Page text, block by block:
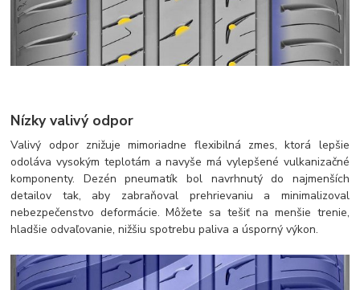
Nízky valivý odpor
Valivý odpor znižuje mimoriadne flexibilná zmes, ktorá lepšie
odoláva vysokým teplotám a navyše má vylepšené vulkanizačné
komponenty. Dezén pneumatík bol navrhnutý do najmenších
detailov tak, aby zabraňoval prehrievaniu a minimalizoval
nebezpečenstvo deformácie. Môžete sa tešiť na menšie trenie,
hladšie odvaľovanie, nižšiu spotrebu paliva a úsporný výkon.